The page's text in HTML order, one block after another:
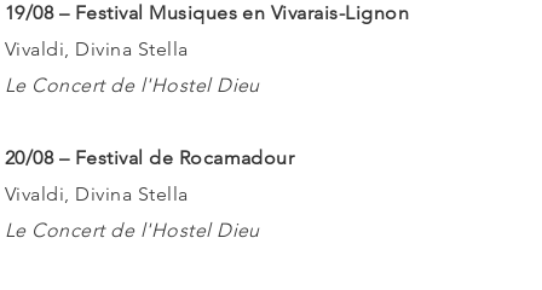
19/08 – Festival Musiques en Vivarais-Lignon
Vivaldi, Divina Stella
Le Concert de l'Hostel Dieu
20/08 – Festival de Rocamadour
Vivaldi, Divina Stella
Le Concert de l'Hostel Dieu